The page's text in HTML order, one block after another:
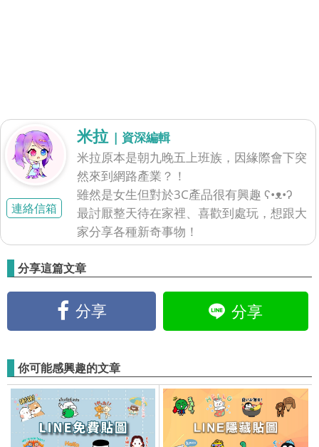
連絡信箱
米拉 | 資深編輯
米拉原本是朝九晚五上班族，因緣際會下突
然來到網路產業？！
雖然是女生但對於3C產品很有興趣 ʕ•ᴥ•ʔ
最討厭整天待在家裡、喜歡到處玩，想跟大
家分享各種新奇事物！
分享這篇文章
分享 分享
你可能感興趣的文章